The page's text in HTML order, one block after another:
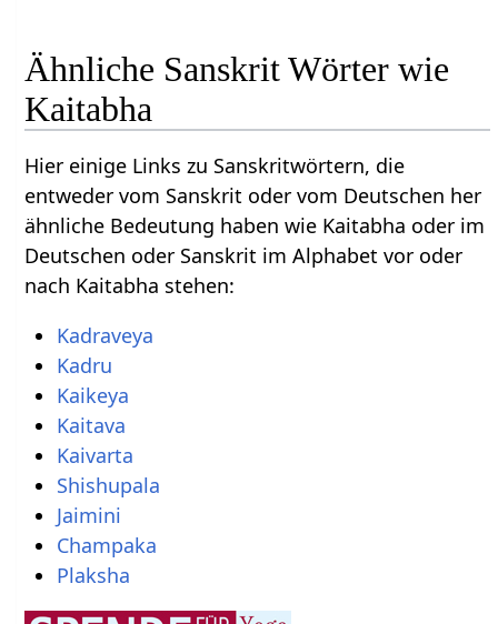
Ähnliche Sanskrit Wörter wie
Kaitabha
Hier einige Links zu Sanskritwörtern, die
entweder vom Sanskrit oder vom Deutschen her
ähnliche Bedeutung haben wie Kaitabha oder im
Deutschen oder Sanskrit im Alphabet vor oder
nach Kaitabha stehen:
Kadraveya
Kadru
Kaikeya
Kaitava
Kaivarta
Shishupala
Jaimini
Champaka
Plaksha